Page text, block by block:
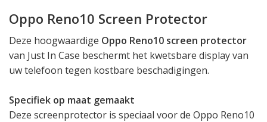
Oppo Reno10 Screen Protector
Deze hoogwaardige Oppo Reno10 screen protector
van Just In Case beschermt het kwetsbare display van
uw telefoon tegen kostbare beschadigingen.
Specifiek op maat gemaakt
Deze screenprotector is speciaal voor de Oppo Reno10